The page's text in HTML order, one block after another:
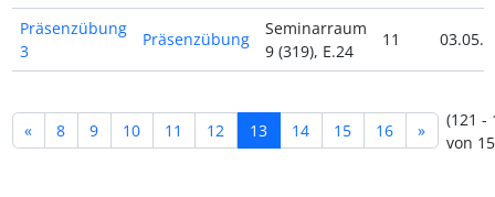
Präsenzübung
3
Präsenzübung
Seminarraum
9 (319), E.24
11
« 8 9 10 11 12 13 14 15 16 »
(121 -
von